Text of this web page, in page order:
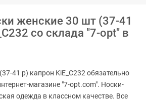
женские 30 шт (37-41
со склада "7-opt" в
41 р) капрон KiE_C232 обязательно
магазине "7-opt.com". Носки-
одежда в классном качестве. Все